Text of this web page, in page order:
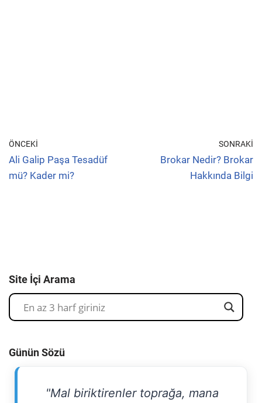
ÖNCEKI
Ali Galip Paşa Tesadüf
mü? Kader mi?
SONRAKI
Brokar Nedir? Brokar
Hakkında Bilgi
Site İçi Arama
Günün Sözü
"Mal biriktirenler toprağa, mana